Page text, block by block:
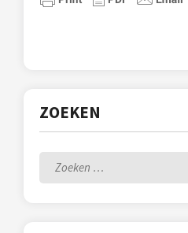
ZOEKEN
Zoeken
naar: